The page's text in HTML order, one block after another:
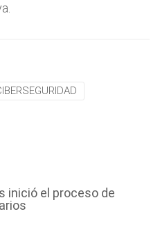
inició el proceso de